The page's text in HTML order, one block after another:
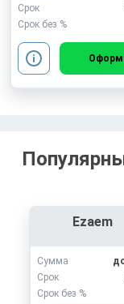
Срок
Срок без %
Ezaem
Сумма
Срок
Срок без %